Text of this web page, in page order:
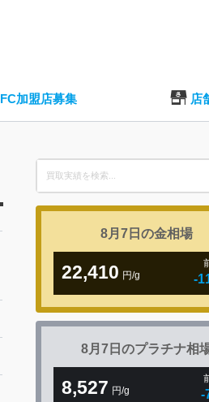
FC加盟店募集 店
Search
for:
8月7日の金相場
22,410 円/g -
8月7日のプラチナ相
8,527 円/g -